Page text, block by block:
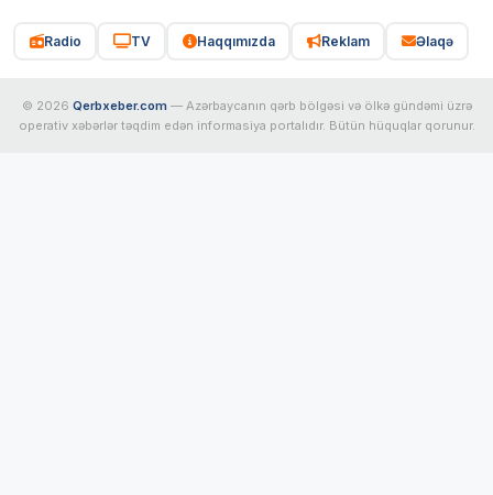
Radio TV Haqqımızda Reklam Əlaqə
© 2026 Qerbxeber.com — Azərbaycanın qərb bölgəsi və ölkə gündəmi üzrə
operativ xəbərlər təqdim edən informasiya portalıdır. Bütün hüquqlar qorunur.